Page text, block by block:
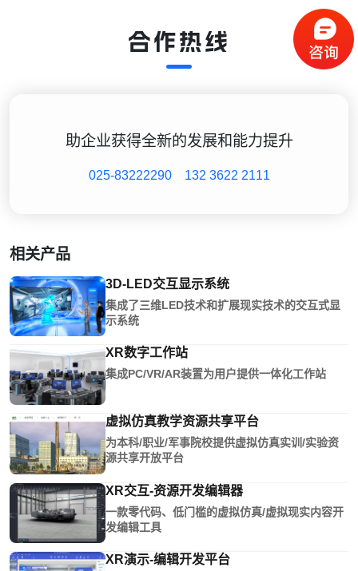
合作热线
助企业获得全新的发展和能力提升
025-83222290 132 3622 2111
相关产品
3D-LED交互显示系统
集成了三维LED技术和扩展现实技术的交互式显
示系统
XR数字工作站
集成PC/VR/AR装置为用户提供一体化工作站
虚拟仿真教学资源共享平台
为本科/职业/军事院校提供虚拟仿真实训/实验资
源共享开放平台
XR交互-资源开发编辑器
一款零代码、低门槛的虚拟仿真/虚拟现实内容开
发编辑工具
XR演示-编辑开发平台